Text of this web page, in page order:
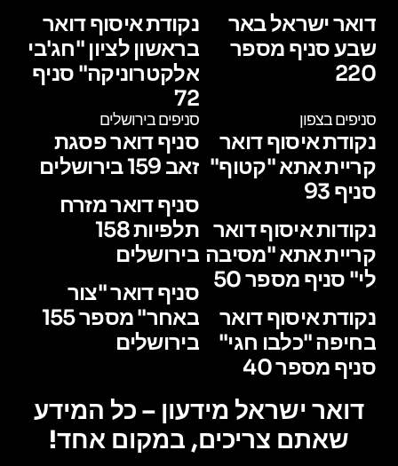
דואר ישראל באר
שבע סניף מספר
220
נקודת איסוף דואר
בראשון לציון "חג'בי
אלקטרוניקה" סניף
72
סניפים בצפון
נקודת איסוף דואר
קריית אתא "קטוף"
סניף 93
נקודות איסוף דואר
קריית אתא "מסיבה
לי" סניף מספר 50
נקודת איסוף דואר
בחיפה "כלבו חגי"
סניף מספר 40
סניפים בירושלים
סניף דואר פסגת
זאב 159 בירושלים
סניף דואר מזרח
תלפיות 158
בירושלים
סניף דואר "צור
באחר" מספר 155
בירושלים
דואר ישראל מידעון – כל המידע
שאתם צריכים, במקום אחד!